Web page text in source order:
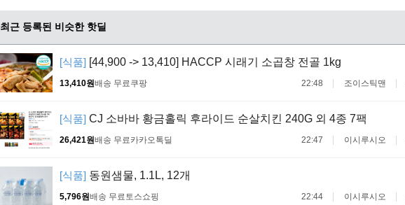
최근 등록된 비슷한 핫딜
[식품] [44,900 -> 13,410] HACCP 시래기 소곱창 전골 1kg
13,410원배송 무료 쿠팡 22:48 조이스틱맨
[식품] CJ 소바바 황금홀릭 후라이드 순살치킨 240G 외 4종 7팩
26,421원배송 무료 카카오톡딜 22:47 이시루시오
[식품] 동원샘물, 1.1L, 12개
5,796원배송 무료 토스쇼핑 22:44 이시루시오